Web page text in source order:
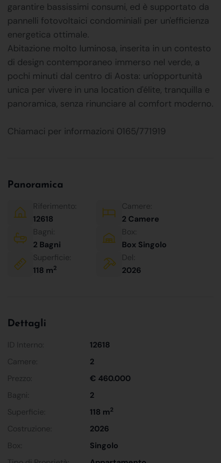
garantire bassissimi consumi, ed è supportato da
pannelli fotovoltaici condominiali per un'efficienza
energetica ottimale.
Abitazione molto luminosa, inserita in un contesto
di design contemporaneo immerso nel verde, a
pochi minuti dal centro di Aosta: un'opportunità
unica per vivere in una location d'élite, tranquilla e
panoramica, senza rinunciare al comfort moderno.
Chiamaci per informazioni 0165/771919
Panoramica
Riferimento:
12618
Camere:
2 Camere
Bagni:
2 Bagni
Box:
Box Singolo
Superficie:
118 m2
Del:
2026
Dettagli
ID Interno:
12618
Camere:
2
Prezzo:
€ 460.000
Bagni:
2
Superficie:
118 m2
Costruzione:
2026
Box:
Singolo